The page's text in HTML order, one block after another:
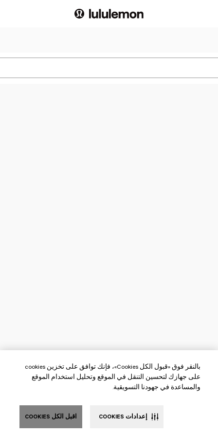
بالنقر فوق «قبول الكل Cookies»، فإنك توافق على تخزين cookies
على جهازك لتحسين التنقل في الموقع وتحليل استخدام الموقع
والمساعدة في جهودنا التسويقية.
اقبل الكل COOKIES إعدادات COOKIES